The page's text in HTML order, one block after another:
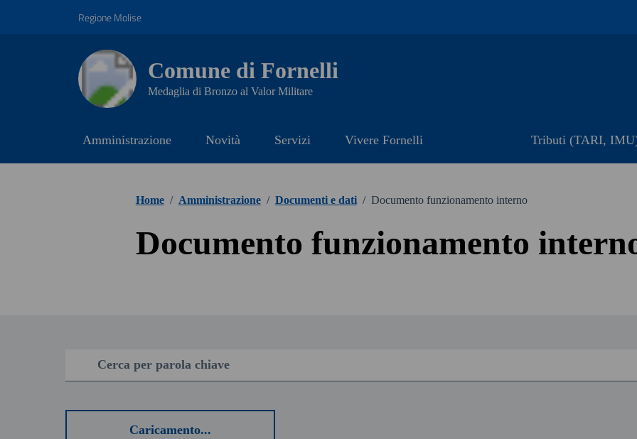
Regione Molise
Comune di Fornelli
Medaglia di Bronzo al Valor Militare
Amministrazione Novità Servizi Vivere Fornelli Tributi (TARI,
Home / Amministrazione / Documenti e dati / Documento funzionamento interno
Documento funzionamento
Caricamento...